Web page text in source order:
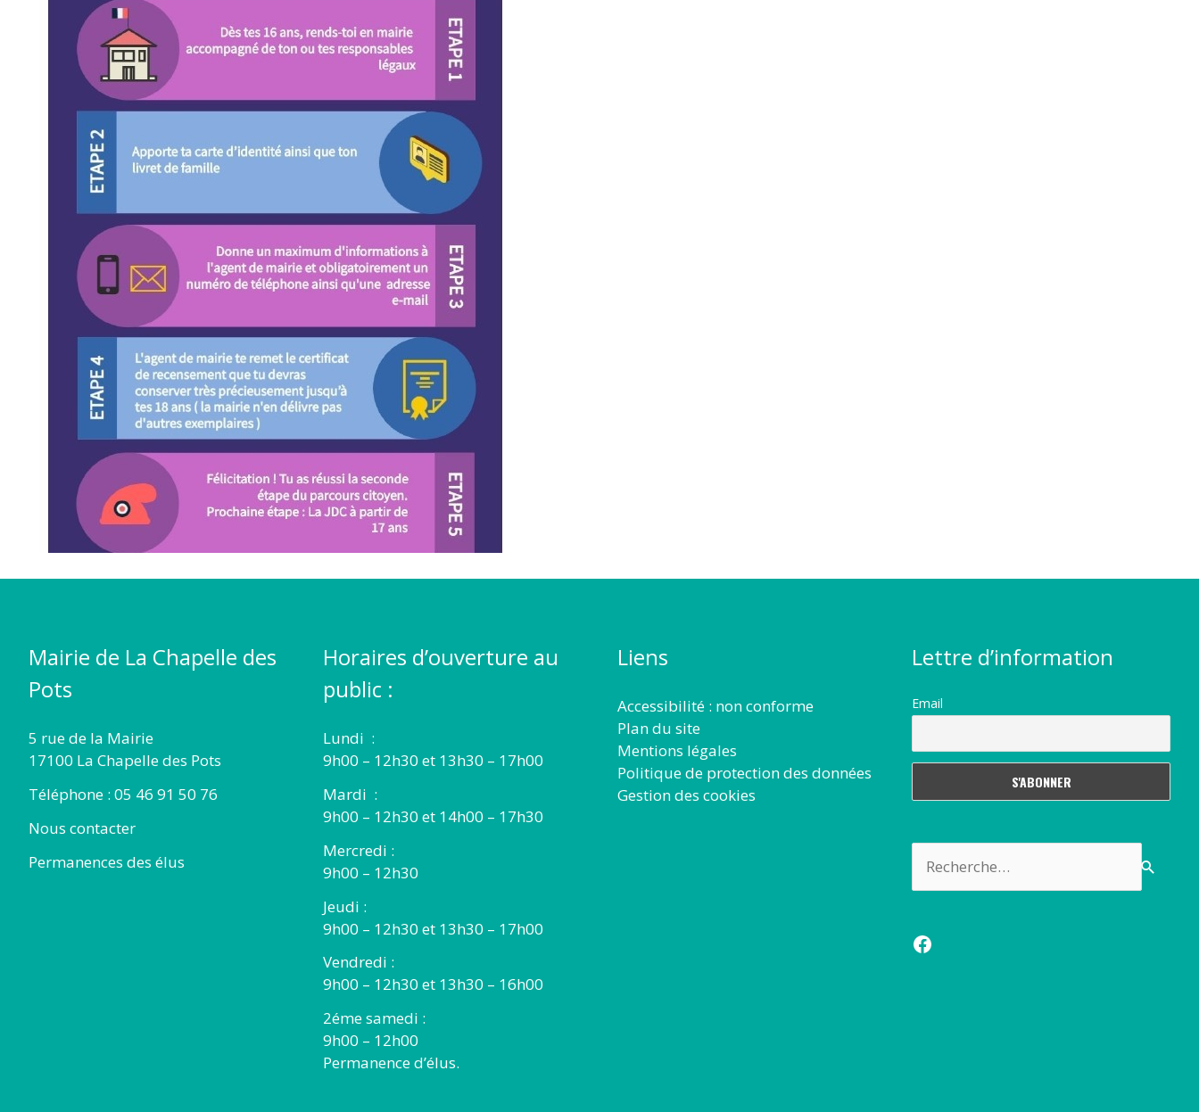
Mairie de La Chapelle des
Pots
5 rue de la Mairie
17100 La Chapelle des Pots
Téléphone : 05 46 91 50 76
Nous contacter
Permanences des élus
Horaires d’ouverture au
public :
Lundi :
9h00 – 12h30 et 13h30 – 17h00
Mardi :
9h00 – 12h30 et 14h00 – 17h30
Mercredi :
9h00 – 12h30
Jeudi :
9h00 – 12h30 et 13h30 – 17h00
Vendredi :
9h00 – 12h30 et 13h30 – 16h00
2éme samedi :
9h00 – 12h00
Permanence d’élus.
Liens
Accessibilité : non conforme
Plan du site
Mentions légales
Politique de protection des données
Gestion des cookies
Lettre d’information
Email
Facebook